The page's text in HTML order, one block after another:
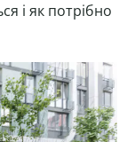
і як потрібно